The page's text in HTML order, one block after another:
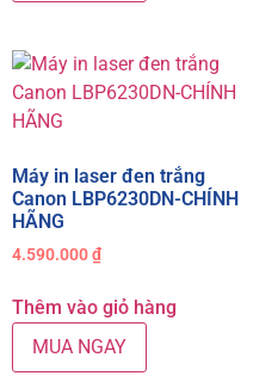
Máy in laser đen trắng
Canon LBP6230DN-CHÍNH
HÃNG
4.590.000₫
Thêm vào giỏ hàng
MUA NGAY